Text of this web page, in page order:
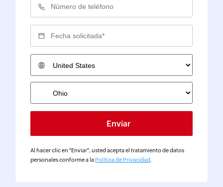
Al hacer clic en "Enviar", usted acepta el tratamiento de datos
personales conforme a la Política de Privacidad